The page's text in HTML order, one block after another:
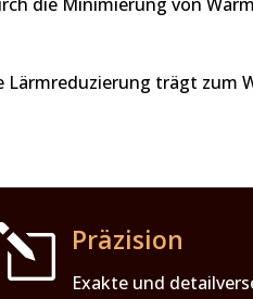
Lärmreduzierung trägt zum
Präzision
Exakte und